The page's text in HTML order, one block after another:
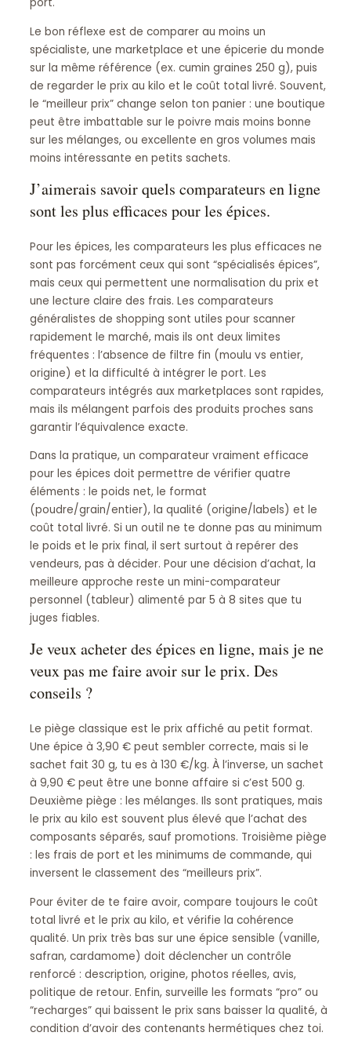
Le bon réflexe est de comparer au moins un
spécialiste, une marketplace et une épicerie du monde
sur la même référence (ex. cumin graines 250 g), puis
de regarder le prix au kilo et le coût total livré. Souvent,
le “meilleur prix” change selon ton panier : une boutique
peut être imbattable sur le poivre mais moins bonne
sur les mélanges, ou excellente en gros volumes mais
moins intéressante en petits sachets.
J’aimerais savoir quels comparateurs en ligne
sont les plus efficaces pour les épices.
Pour les épices, les comparateurs les plus efficaces ne
sont pas forcément ceux qui sont “spécialisés épices”,
mais ceux qui permettent une normalisation du prix et
une lecture claire des frais. Les comparateurs
généralistes de shopping sont utiles pour scanner
rapidement le marché, mais ils ont deux limites
fréquentes : l’absence de filtre fin (moulu vs entier,
origine) et la difficulté à intégrer le port. Les
comparateurs intégrés aux marketplaces sont rapides,
mais ils mélangent parfois des produits proches sans
garantir l’équivalence exacte.
Dans la pratique, un comparateur vraiment efficace
pour les épices doit permettre de vérifier quatre
éléments : le poids net, le format
(poudre/grain/entier), la qualité (origine/labels) et le
coût total livré. Si un outil ne te donne pas au minimum
le poids et le prix final, il sert surtout à repérer des
vendeurs, pas à décider. Pour une décision d’achat, la
meilleure approche reste un mini-comparateur
personnel (tableur) alimenté par 5 à 8 sites que tu
juges fiables.
Je veux acheter des épices en ligne, mais je ne
veux pas me faire avoir sur le prix. Des
conseils ?
Le piège classique est le prix affiché au petit format.
Une épice à 3,90 € peut sembler correcte, mais si le
sachet fait 30 g, tu es à 130 €/kg. À l’inverse, un sachet
à 9,90 € peut être une bonne affaire si c’est 500 g.
Deuxième piège : les mélanges. Ils sont pratiques, mais
le prix au kilo est souvent plus élevé que l’achat des
composants séparés, sauf promotions. Troisième piège
: les frais de port et les minimums de commande, qui
inversent le classement des “meilleurs prix”.
Pour éviter de te faire avoir, compare toujours le coût
total livré et le prix au kilo, et vérifie la cohérence
qualité. Un prix très bas sur une épice sensible (vanille,
safran, cardamome) doit déclencher un contrôle
renforcé : description, origine, photos réelles, avis,
politique de retour. Enfin, surveille les formats “pro” ou
“recharges” qui baissent le prix sans baisser la qualité, à
condition d’avoir des contenants hermétiques chez toi.